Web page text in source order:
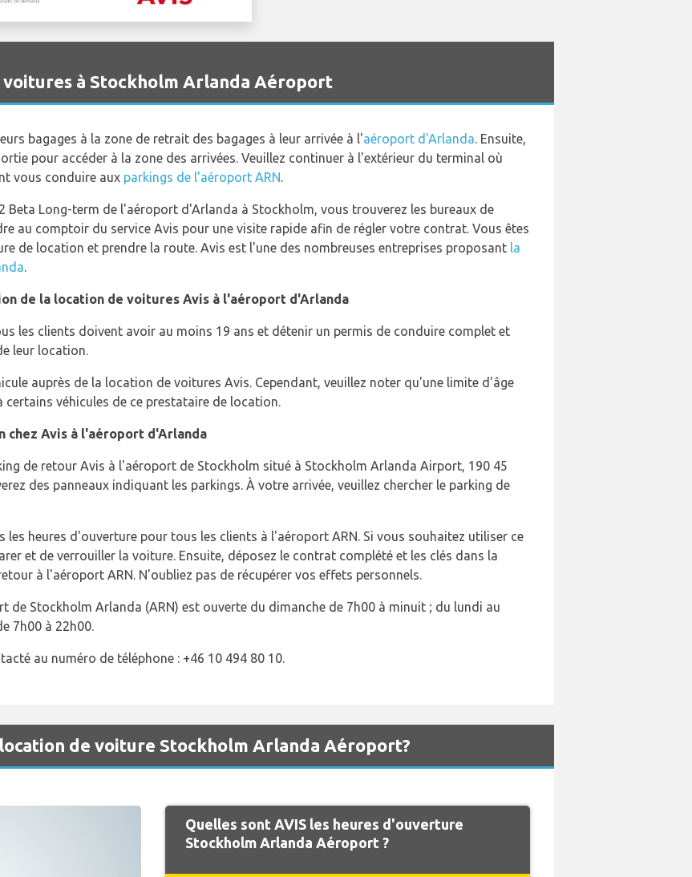
voitures à Stockholm Arlanda Aéroport
bagages à la zone de retrait des bagages à leur arrivée à l'aéroport d'Arlanda. Ensuite,
pour accéder à la zone des arrivées. Veuillez continuer à l'extérieur du terminal où
vous conduire aux parkings de l'aéroport ARN.
Beta Long-term de l'aéroport d'Arlanda à Stockholm, vous trouverez les bureaux de
au comptoir du service Avis pour une visite rapide afin de régler votre contrat. Vous êtes
de location et prendre la route. Avis est l'une des nombreuses entreprises proposant la
.
de la location de voitures Avis à l'aéroport d'Arlanda
les clients doivent avoir au moins 19 ans et détenir un permis de conduire complet et
leur location.
auprès de la location de voitures Avis. Cependant, veuillez noter qu'une limite d'âge
véhicules de ce prestataire de location.
chez Avis à l'aéroport d'Arlanda
de retour Avis à l'aéroport de Stockholm situé à Stockholm Arlanda Airport, 190 45
des panneaux indiquant les parkings. À votre arrivée, veuillez chercher le parking de
les heures d'ouverture pour tous les clients à l'aéroport ARN. Si vous souhaitez utiliser ce
et de verrouiller la voiture. Ensuite, déposez le contrat complété et les clés dans la
à l'aéroport ARN. N'oubliez pas de récupérer vos effets personnels.
de Stockholm Arlanda (ARN) est ouverte du dimanche de 7h00 à minuit ; du lundi au
7h00 à 22h00.
au numéro de téléphone : +46 10 494 80 10.
de voiture Stockholm Arlanda Aéroport?
Quelles sont AVIS les heures d'ouverture
Stockholm Arlanda Aéroport ?